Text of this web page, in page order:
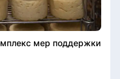
мер поддержки